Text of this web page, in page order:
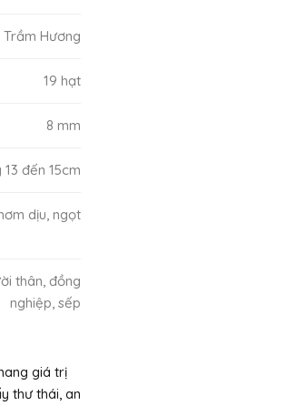
Trầm Hương
19 hạt
8 mm
đến 15cm
dịu, ngọt
thân, đồng
nghiệp, sếp
giá trị
thư thái, an